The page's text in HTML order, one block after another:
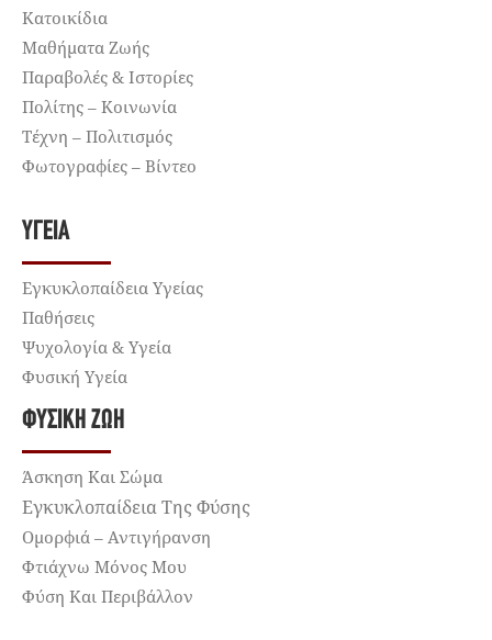
Κατοικίδια
Μαθήματα Ζωής
Παραβολές & Ιστορίες
Πολίτης – Κοινωνία
Τέχνη – Πολιτισμός
Φωτογραφίες – Βίντεο
ΥΓΕΊΑ
Εγκυκλοπαίδεια Υγείας
Παθήσεις
Ψυχολογία & Υγεία
Φυσική Υγεία
ΦΥΣΙΚΉ ΖΩΉ
Άσκηση Και Σώμα
Εγκυκλοπαίδεια Της Φύσης
Ομορφιά – Αντιγήρανση
Φτιάχνω Μόνος Μου
Φύση Και Περιβάλλον